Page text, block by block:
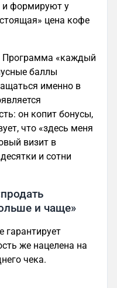
и формируют у
цена кофе
Программа «каждый
баллы
именно в
он копит бонусы,
что «здесь меня
визит в
и сотни
и чаще»
гарантирует
же нацелена на
чека.